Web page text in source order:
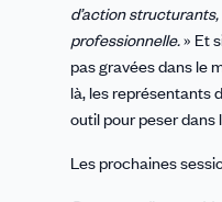
d’action
professionnelle.» Et
pas gravées dans le
là, les représentants
outil pour peser dans
Les prochaines